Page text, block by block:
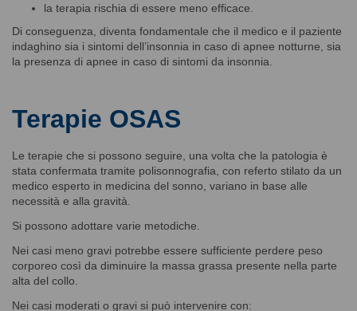
la terapia rischia di essere meno efficace.
Di conseguenza, diventa fondamentale che il medico e il paziente
indaghino sia i sintomi dell’insonnia in caso di apnee notturne, sia
la presenza di apnee in caso di sintomi da insonnia.
Terapie OSAS
Le terapie che si possono seguire, una volta che la patologia è
stata confermata tramite polisonnografia , con referto stilato da un
medico esperto in medicina del sonno, variano in base alle
necessità e alla gravità.
Si possono adottare varie metodiche.
Nei casi meno gravi potrebbe essere sufficiente perdere peso
corporeo così da diminuire la massa grassa presente nella parte
alta del collo.
Nei casi moderati o gravi si può intervenire con: